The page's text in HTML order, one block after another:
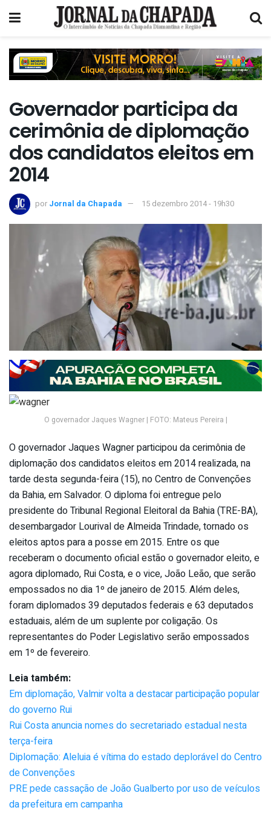
Governador participa da
cerimônia de diplomação
dos candidatos eleitos em
2014
por Jornal da Chapada 15 dezembro 2014 - 19h30
O governador Jaques Wagner | FOTO: Mateus Pereira |
O governador Jaques Wagner participou da cerimônia de
diplomação dos candidatos eleitos em 2014 realizada, na
tarde desta segunda-feira (15), no Centro de Convenções
da Bahia, em Salvador. O diploma foi entregue pelo
presidente do Tribunal Regional Eleitoral da Bahia (TRE-BA),
desembargador Lourival de Almeida Trindade, tornado os
eleitos aptos para a posse em 2015. Entre os que
receberam o documento oficial estão o governador eleito, e
agora diplomado, Rui Costa, e o vice, João Leão, que serão
empossados no dia 1º de janeiro de 2015. Além deles,
foram diplomados 39 deputados federais e 63 deputados
estaduais, além de um suplente por coligação. Os
representantes do Poder Legislativo serão empossados
em 1º de fevereiro.
Leia também:
Em diplomação, Valmir volta a destacar participação popular
do governo Rui
Rui Costa anuncia nomes do secretariado estadual nesta
terça-feira
Diplomação: Aleluia é vítima do estado deplorável do Centro
de Convenções
PRE pede cassação de João Gualberto por uso de veículos
da prefeitura em campanha